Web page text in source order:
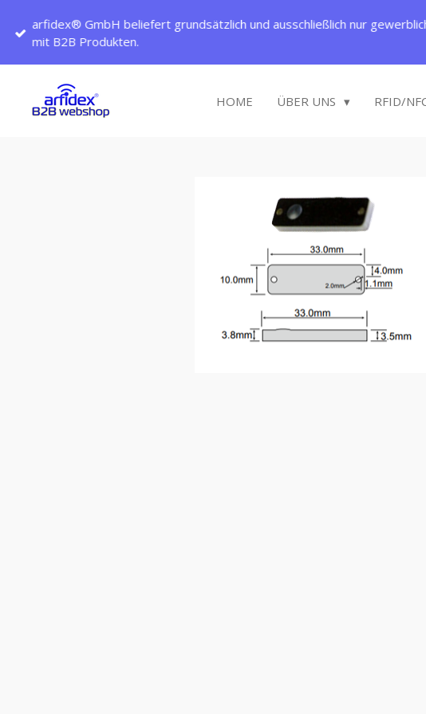
Hauptinhalt
springen
arfidex® GmbH beliefert grundsätzlich und ausschließlich nur
mit B2B Produkten.
HOME ÜBER UNS RFID/